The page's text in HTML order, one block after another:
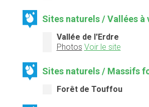
Sites naturels / Vallées à
Vallée de l'Erdre
Photos Voir le site
Sites naturels / Massifs
Forêt de Touffou